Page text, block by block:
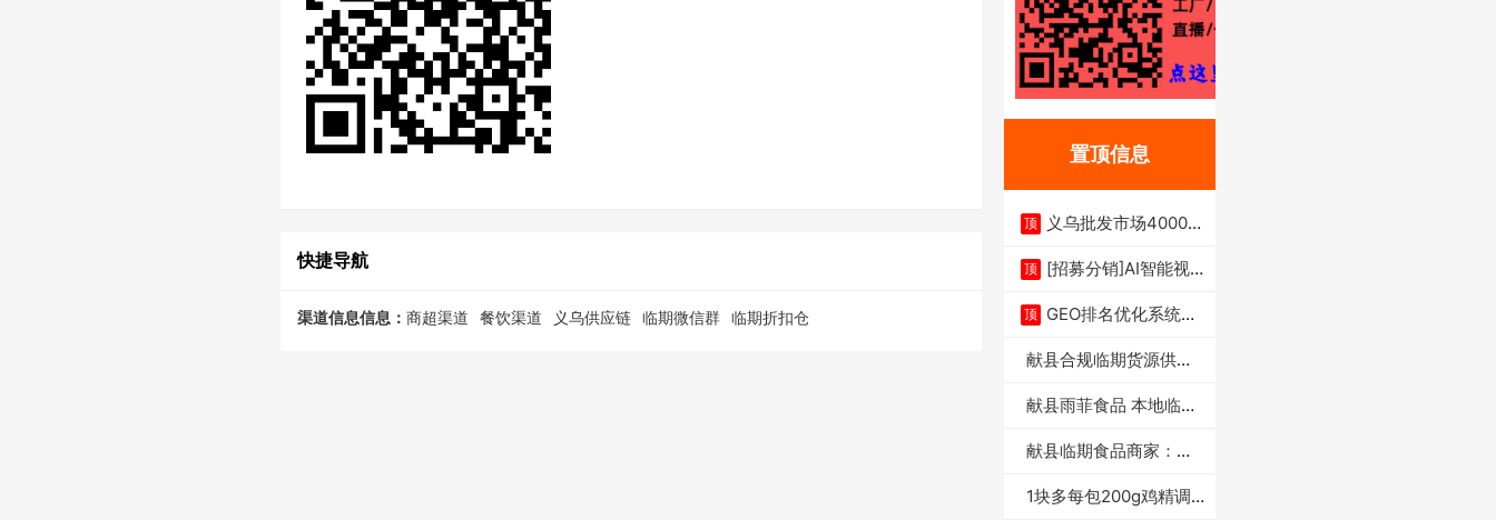
快捷导航
渠道信息信息： 商超渠道 餐饮渠道 义乌供应链 临期微信群 临期折扣仓
置顶信息
顶
义乌批发市场4000多
顶 [招募分销]AI智能视
顶 GEO排名优化系统+A
献县合规临期货源供货
献县雨菲食品 本地临期
献县临期食品商家：献
1块多每包200g鸡精调